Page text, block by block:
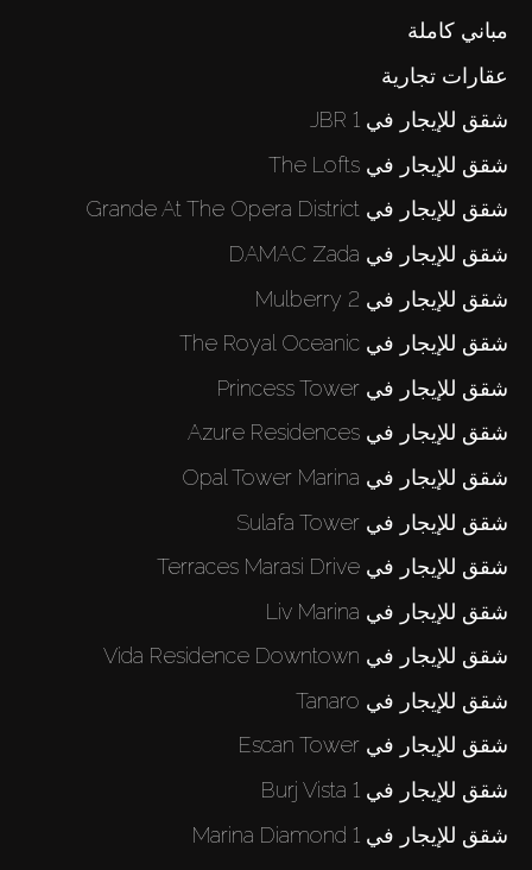
مباني كاملة
عقارات تجارية
شقق للإيجار في 1 JBR
شقق للإيجار في The Lofts
شقق للإيجار في Grande At The Opera District
شقق للإيجار في DAMAC Zada
شقق للإيجار في Mulberry 2
شقق للإيجار في The Royal Oceanic
شقق للإيجار في Princess Tower
شقق للإيجار في Azure Residences
شقق للإيجار في Opal Tower Marina
شقق للإيجار في Sulafa Tower
شقق للإيجار في Terraces Marasi Drive
شقق للإيجار في Liv Marina
شقق للإيجار في Vida Residence Downtown
شقق للإيجار في Tanaro
شقق للإيجار في Escan Tower
شقق للإيجار في Burj Vista 1
شقق للإيجار في Marina Diamond 1